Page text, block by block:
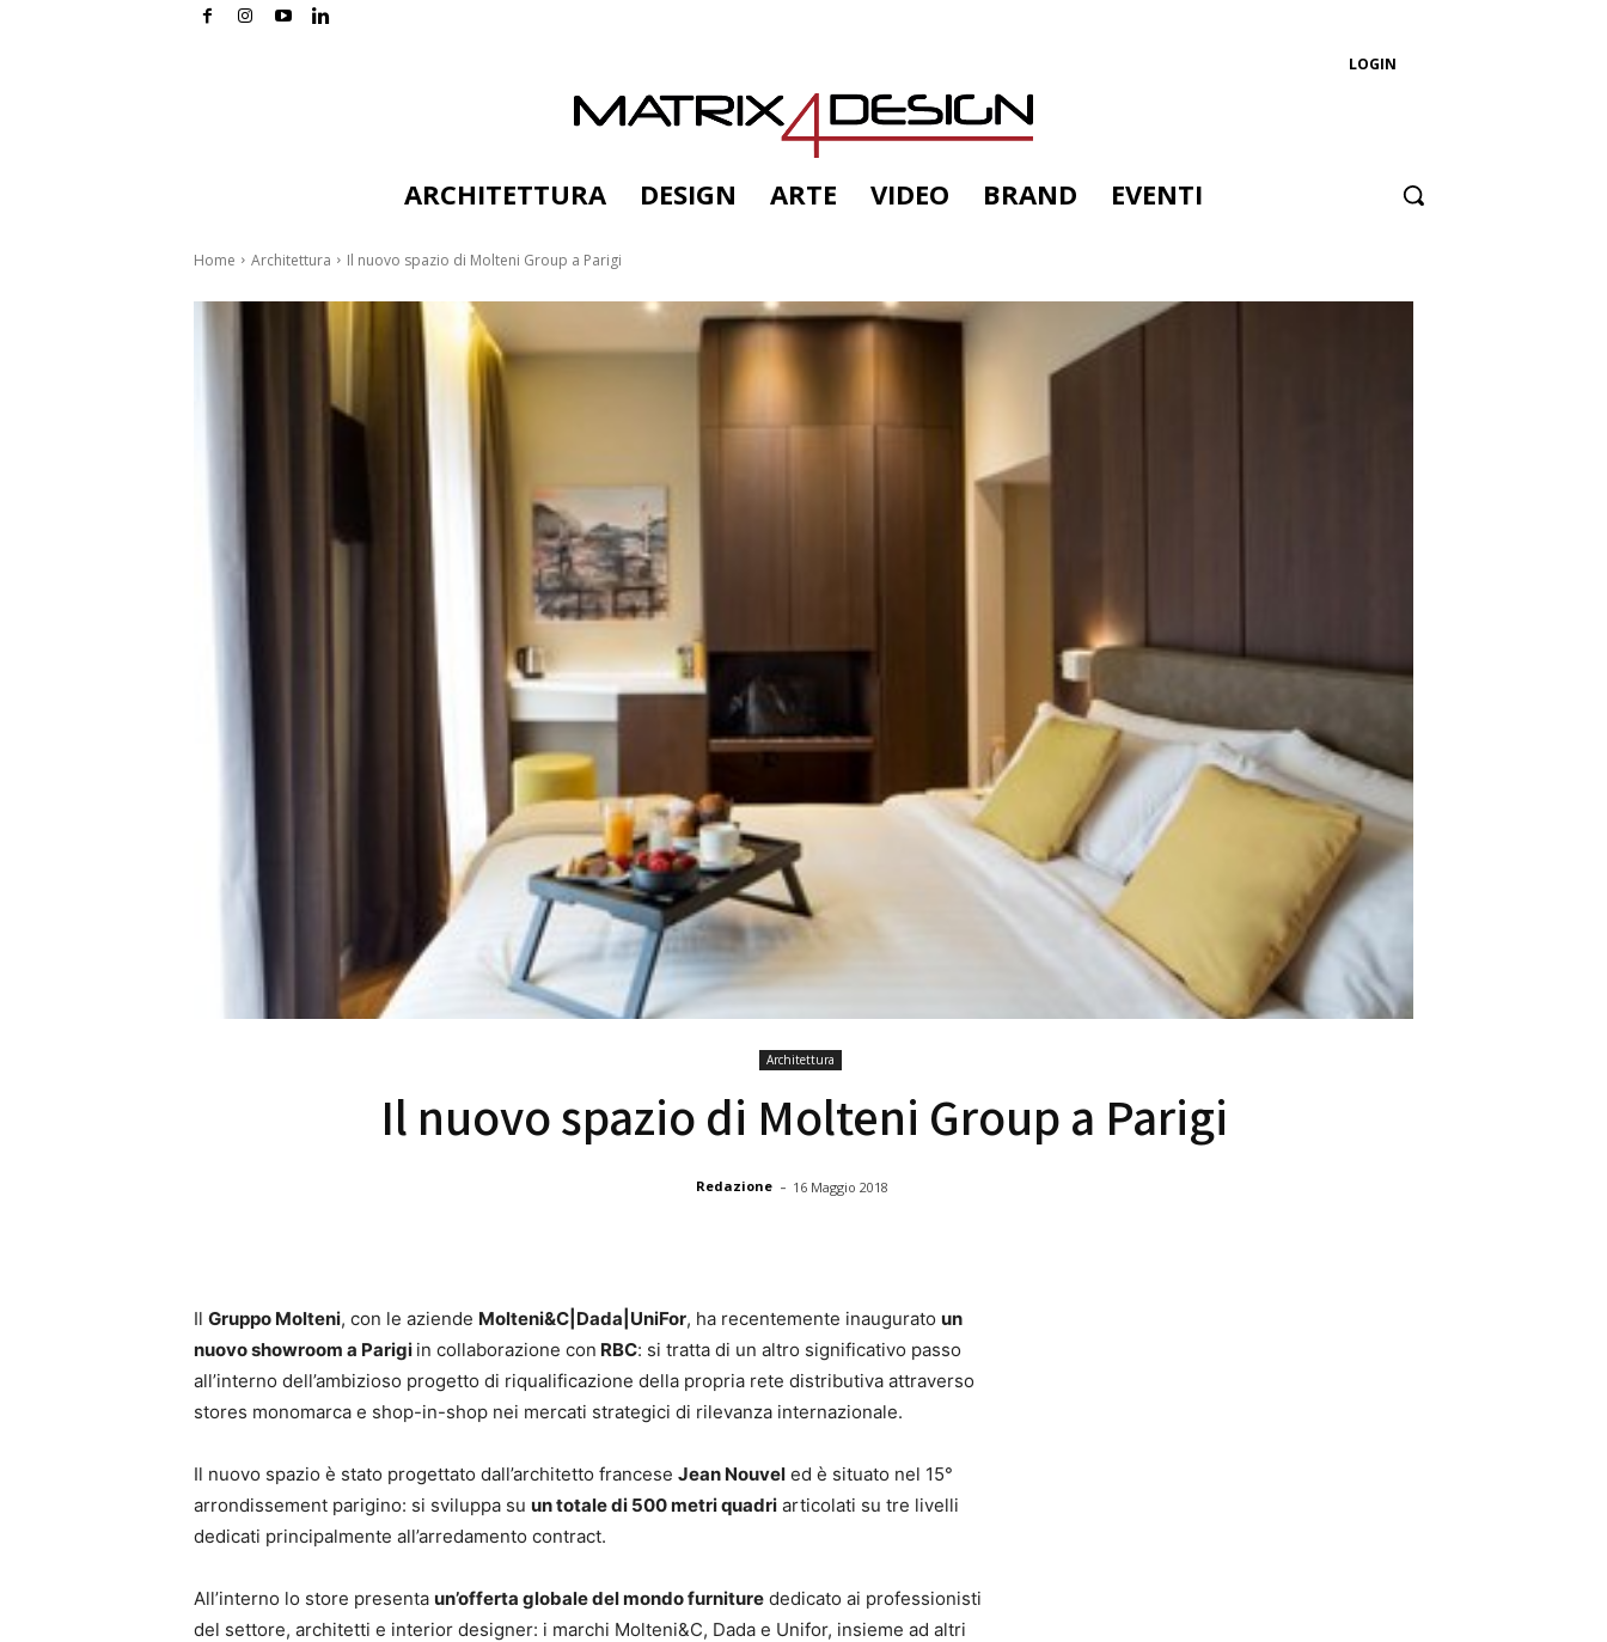
LOGIN
ARCHITETTURA DESIGN ARTE VIDEO BRAND EVENTI
Home Architettura Il nuovo spazio di Molteni Group a Parigi
Architettura
Il nuovo spazio di Molteni Group a Parigi
Redazione - 16 Maggio 2018
Il Gruppo Molteni, con le aziende Molteni&C|Dada|UniFor, ha recentemente inaugurato un
nuovo showroom a Parigi in collaborazione con RBC: si tratta di un altro significativo passo
all’interno dell’ambizioso progetto di riqualificazione della propria rete distributiva attraverso
stores monomarca e shop-in-shop nei mercati strategici di rilevanza internazionale.
Il nuovo spazio è stato progettato dall’architetto francese Jean Nouvel ed è situato nel 15°
arrondissement parigino: si sviluppa su un totale di 500 metri quadri articolati su tre livelli
dedicati principalmente all’arredamento contract.
All’interno lo store presenta un’offerta globale del mondo furniture dedicato ai professionisti
del settore, architetti e interior designer: i marchi Molteni&C, Dada e Unifor, insieme ad altri